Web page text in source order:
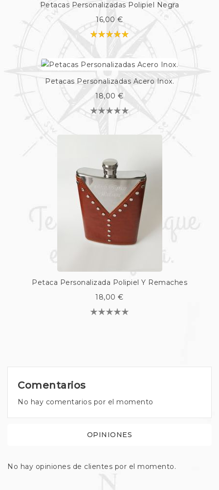
Petacas Personalizadas Polipiel Negra
16,00 €
Petacas Personalizadas Acero Inox.
18,00 €
Petaca Personalizada Polipiel Y Remaches
18,00 €
Comentarios
No hay comentarios por el momento
OPINIONES
No hay opiniones de clientes por el momento.